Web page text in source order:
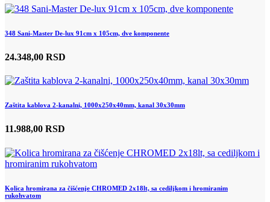
348 Sani-Master De-lux 91cm x 105cm, dve komponente
24.348,00 RSD
Zaštita kablova 2-kanalni, 1000x250x40mm, kanal 30x30mm
11.988,00 RSD
Kolica hromirana za čišćenje CHROMED 2x18lt, sa cediljkom i hromiranim
rukohvatom